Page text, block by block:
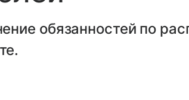
обязанностей по